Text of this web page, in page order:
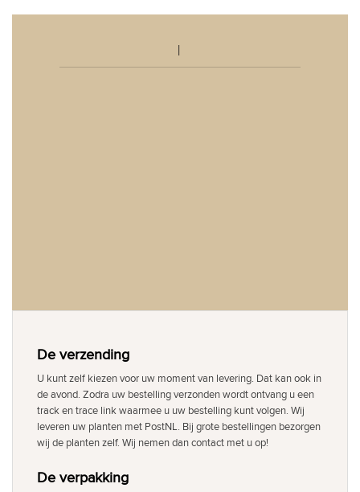
De verzending
U kunt zelf kiezen voor uw moment van levering. Dat kan ook in
de avond. Zodra uw bestelling verzonden wordt ontvang u een
track en trace link waarmee u uw bestelling kunt volgen. Wij
leveren uw planten met PostNL. Bij grote bestellingen bezorgen
wij de planten zelf. Wij nemen dan contact met u op!
De verpakking